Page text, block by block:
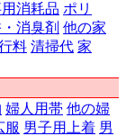
消耗品 ポリ
消臭剤 他の家
料 清掃代 家
婦人用帯 他の婦
服 男子用上着 男